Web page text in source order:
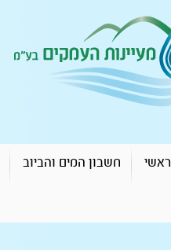
ראשי חשבון המים והביוב